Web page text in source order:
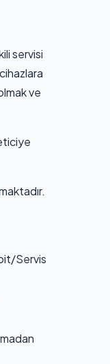
servisi
ve
Servis